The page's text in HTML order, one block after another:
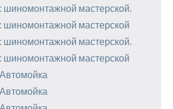
шиномонтажной мастерской,
шиномонтажной мастерской
шиномонтажной мастерской,
шиномонтажной мастерской